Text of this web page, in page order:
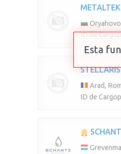
ID de
Arad,
ID de
Esta